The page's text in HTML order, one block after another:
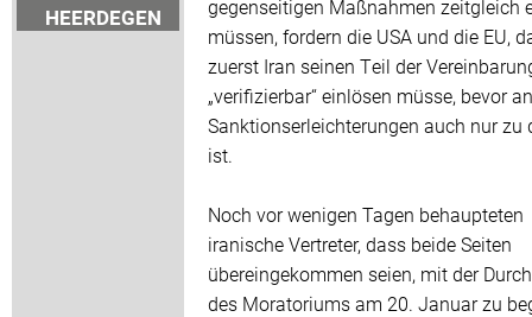
HEERDEGEN
gegenseitigen Maßnahmen zeitgleich
müssen, fordern die USA und die EU,
zuerst Iran seinen Teil der
„verifizierbar“ einlösen müsse, bevor an
Sanktionserleichterungen auch nur zu
ist.
Noch vor wenigen Tagen behaupteten
iranische Vertreter, dass beide Seiten
übereingekommen seien, mit der
des Moratoriums am 20. Januar zu